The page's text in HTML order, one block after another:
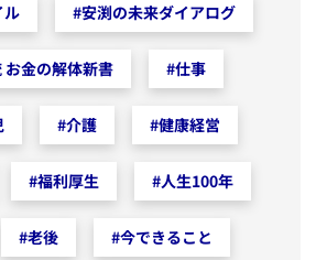
ル #安渕の未来ダイアログ
お金の解体新書 #仕事
#介護 #健康経営
#福利厚生 #人生100年
#老後 #今できること